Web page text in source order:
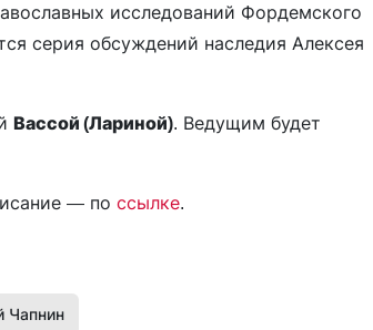
исследований Фордемского
серия обсуждений наследия Алексея
Вассой (Лариной). Ведущим будет
— по ссылке.
Чапнин